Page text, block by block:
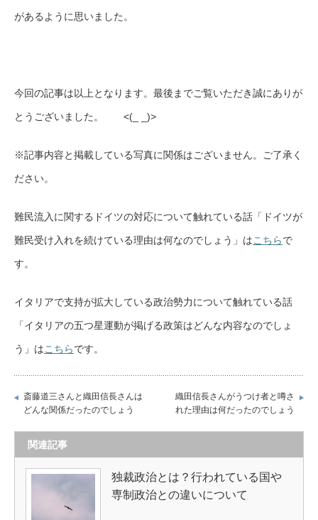
があるように思いました。
今回の記事は以上となります。最後までご覧いただき誠にありが
とうございました。 <(_ _)>
※記事内容と掲載している写真に関係はございません。ご了承く
ださい。
難民流入に関するドイツの対応について触れている話「ドイツが
難民受け入れを続けている理由は何なのでしょう」はこちらで
す。
イタリアで支持が拡大している政治勢力について触れている話
「イタリアの五つ星運動が掲げる政策はどんな内容なのでしょ
う」はこちらです。
斎藤道三さんと織田信長さんは
どんな関係だったのでしょう
織田信長さんがうつけ者と噂さ
れた理由は何だったのでしょう
関連記事
独裁政治とは？行われている国や
専制政治との違いについて